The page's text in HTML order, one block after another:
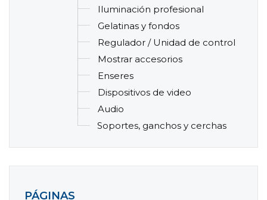
Iluminación profesional
Gelatinas y fondos
Regulador / Unidad de control
Mostrar accesorios
Enseres
Dispositivos de video
Audio
Soportes, ganchos y cerchas
PÁGINAS